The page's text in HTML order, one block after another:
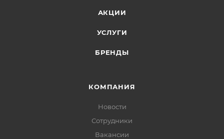
АКЦИИ
УСЛУГИ
БРЕНДЫ
КОМПАНИЯ
Новости
Сотрудники
Вакансии